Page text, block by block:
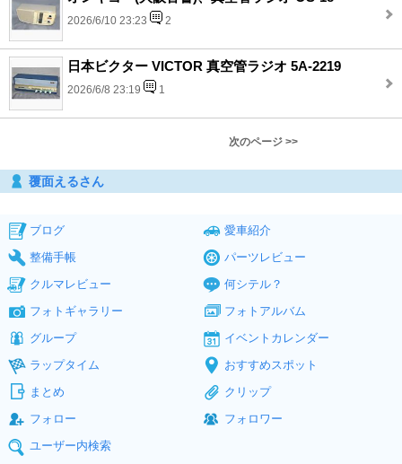
2026/6/10 23:23 2
日本ビクター VICTOR 真空管ラジオ 5A-2219
2026/6/8 23:19 1
次のページ >>
覆面えるさん
ブログ
愛車紹介
整備手帳
パーツレビュー
クルマレビュー
何シテル？
フォトギャラリー
フォトアルバム
グループ
イベントカレンダー
ラップタイム
おすすめスポット
まとめ
クリップ
フォロー
フォロワー
ユーザー内検索